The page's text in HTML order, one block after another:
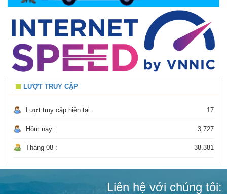
LƯỢT TRUY CẬP
Lượt truy cập hiện tại : 17
Hôm nay : 3.727
Tháng 08 : 38.381
Liên hệ với chúng tôi: